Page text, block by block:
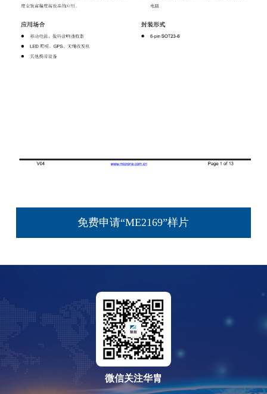
免费申请“ME2169”样片
微信关注华胄